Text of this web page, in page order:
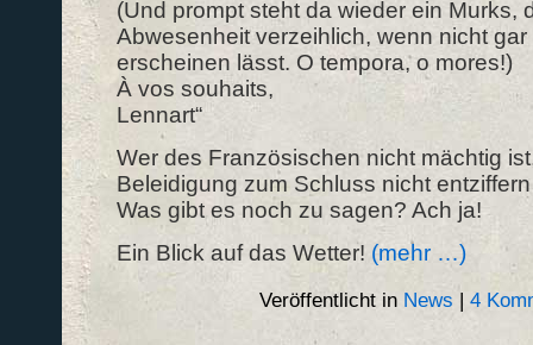
(Und prompt steht da wieder ein Murks,
Abwesenheit verzeihlich, wenn nicht
erscheinen lässt. O tempora, o mores!)
À vos souhaits,
Lennart“
Wer des Französischen nicht mächtig
Beleidigung zum Schluss nicht
Was gibt es noch zu sagen? Ach ja!
Ein Blick auf das Wetter! (mehr …)
Veröffentlicht in News | 4